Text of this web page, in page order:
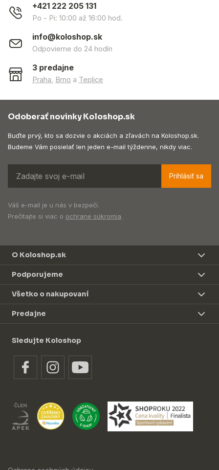
+421 222 205 131
Po - Pi: 10:00 až 16:00 hod.
info@koloshop.sk
Odpovieme do 24 hodín
3 predajne
Praha Brno a Teplice
Odoberať novinky Koloshop.sk
Buďte prvý, kto sa dozvie o akciách a zľavách na Koloshop.sk.
Budeme Vám posielať len jeden e-mail týždenne, nikdy viac.
Prihlásiť sa
Váš e-mail je u nás v bezpečí.
Prečítajte si viac o ochrane súkromia.
O Koloshop.sk
Podporujeme
Všetko o nakupovaní
Predajne
Sledujte Koloshop